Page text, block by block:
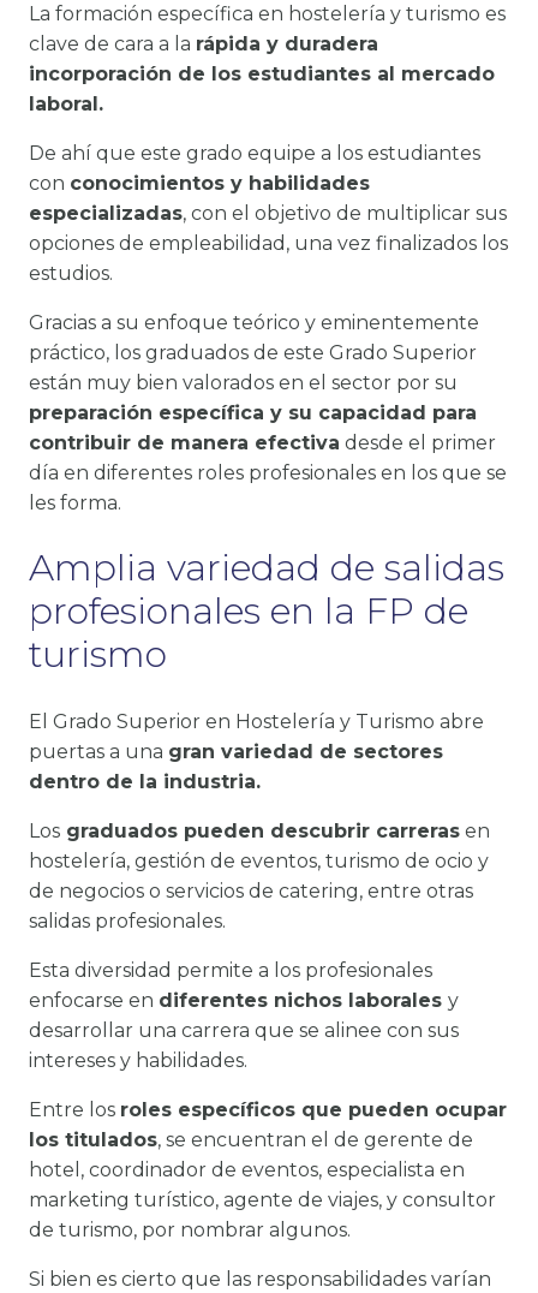
La formación específica en hostelería y turismo es
clave de cara a la rápida y duradera
incorporación de los estudiantes al mercado
laboral.
De ahí que este grado equipe a los estudiantes
con conocimientos y habilidades
especializadas, con el objetivo de multiplicar sus
opciones de empleabilidad, una vez finalizados los
estudios.
Gracias a su enfoque teórico y eminentemente
práctico, los graduados de este Grado Superior
están muy bien valorados en el sector por su
preparación específica y su capacidad para
contribuir de manera efectiva desde el primer
día en diferentes roles profesionales en los que se
les forma.
Amplia variedad de salidas
profesionales en la FP de
turismo
El Grado Superior en Hostelería y Turismo abre
puertas a una gran variedad de sectores
dentro de la industria.
Los graduados pueden descubrir carreras en
hostelería, gestión de eventos, turismo de ocio y
de negocios o servicios de catering, entre otras
salidas profesionales.
Esta diversidad permite a los profesionales
enfocarse en diferentes nichos laborales y
desarrollar una carrera que se alinee con sus
intereses y habilidades.
Entre los roles específicos que pueden ocupar
los titulados, se encuentran el de gerente de
hotel, coordinador de eventos, especialista en
marketing turístico, agente de viajes, y consultor
de turismo, por nombrar algunos.
Si bien es cierto que las responsabilidades varían